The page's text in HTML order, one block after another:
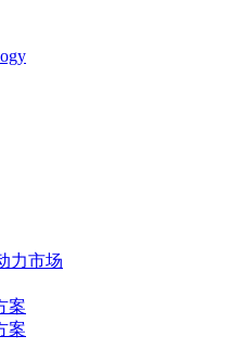
力市场
案
案